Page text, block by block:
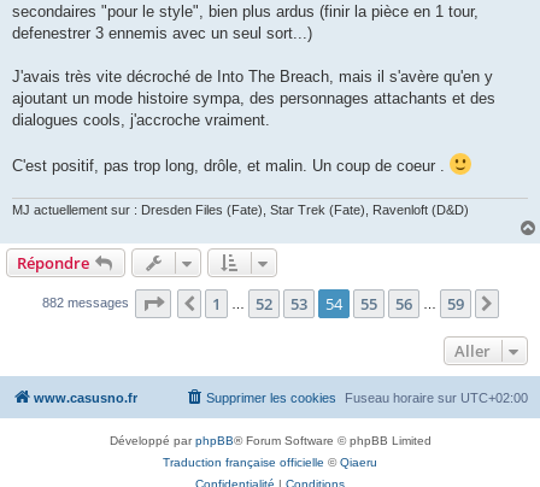
secondaires "pour le style", bien plus ardus (finir la pièce en 1 tour,
defenestrer 3 ennemis avec un seul sort...)
J'avais très vite décroché de Into The Breach, mais il s'avère qu'en y
ajoutant un mode histoire sympa, des personnages attachants et des
dialogues cools, j'accroche vraiment.
C'est positif, pas trop long, drôle, et malin. Un coup de coeur .
MJ actuellement sur : Dresden Files (Fate), Star Trek (Fate), Ravenloft (D&D)
Répondre
882 messages Page 54 sur 59
Précédent
1 52 53 54 55 56 59
Aller
www.casusno.fr Fuseau horaire sur UTC+02:00
Supprimer les cookies
Développé parphpBB® Forum Software © phpBB Limited
Traduction française officielle ©Qiaeru
Confidentialité | Conditions